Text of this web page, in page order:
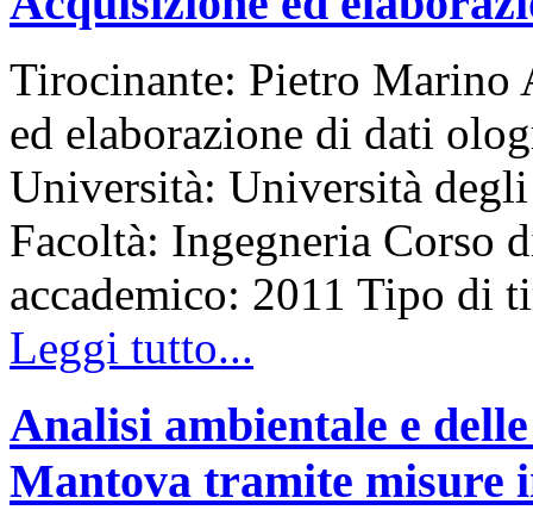
Tirocinante: Pietro
ed elaborazione di dati
Università: Università
Facoltà: Ingegneria Corso
accademico: 2011 Tipo
Leggi tutto...
Analisi ambientale e
Mantova tramite misure